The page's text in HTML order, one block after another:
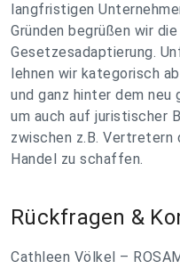
langfristigen
Gründen begrüßen wir
Gesetzesadaptierung.
lehnen wir kategorisch
und ganz hinter dem
um auch auf juristischer
zwischen z.B.
Handel zu schaffen.
Rückfragen &
Cathleen Völkel –